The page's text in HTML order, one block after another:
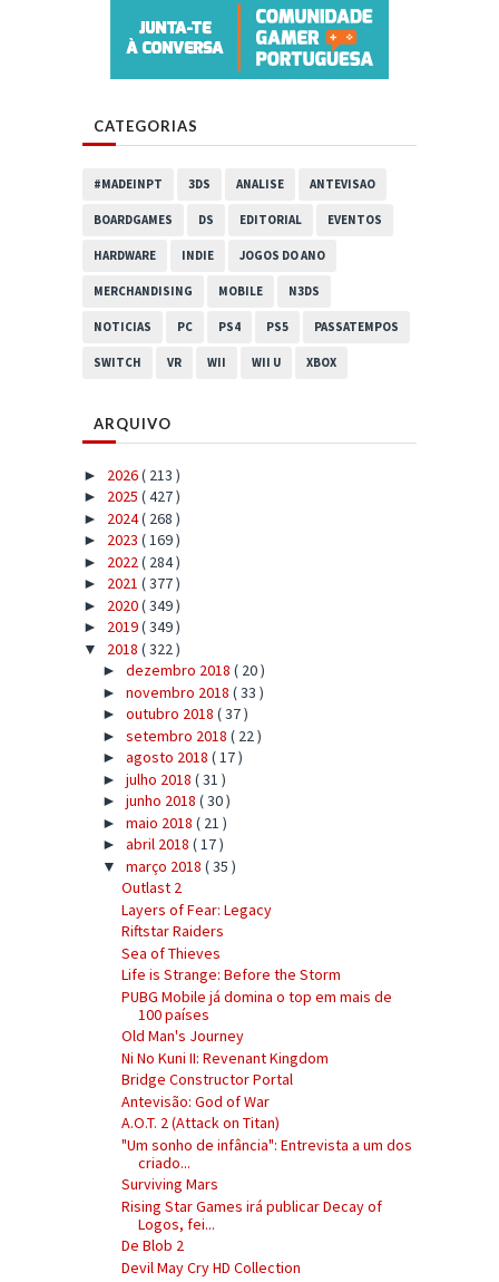
CATEGORIAS
#MADEINPT 3DS ANALISE ANTEVISAO
BOARDGAMES DS EDITORIAL EVENTOS
HARDWARE INDIE JOGOS DO ANO
MERCHANDISING MOBILE N3DS
NOTICIAS PC PS4 PS5 PASSATEMPOS
SWITCH VR WII WII U XBOX
ARQUIVO
► 2026( 213 )
► 2025 ( 427 )
► 2024( 268 )
► 2023 ( 169 )
► 2022( 284 )
► 2021 ( 377 )
► 2020( 349 )
► 2019( 349 )
▼ 2018 ( 322 )
► dezembro 2018 ( 20 )
► novembro 2018 ( 33 )
► outubro 2018 ( 37 )
► setembro 2018 ( 22 )
► agosto 2018 ( 17 )
► julho 2018 ( 31 )
► junho 2018 ( 30 )
► maio 2018 ( 21 )
► abril 2018 ( 17 )
▼ março 2018 ( 35 )
Outlast 2
Layers of Fear: Legacy
Riftstar Raiders
Sea of Thieves
Life is Strange: Before the Storm
PUBG Mobile já domina o top em mais de
100 países
Old Man's Journey
Ni No Kuni II: Revenant Kingdom
Bridge Constructor Portal
Antevisão: God of War
A.O.T. 2 (Attack on Titan)
"Um sonho de infância": Entrevista a um dos
criado...
Surviving Mars
Rising Star Games irá publicar Decay of
Logos, fei...
De Blob 2
Devil May Cry HD Collection